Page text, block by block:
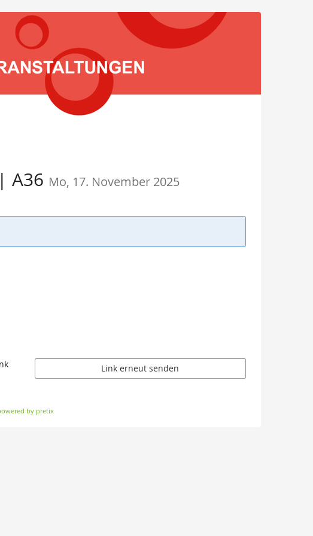
A36 Mo, 17. November 2025
Link erneut senden
by pretix